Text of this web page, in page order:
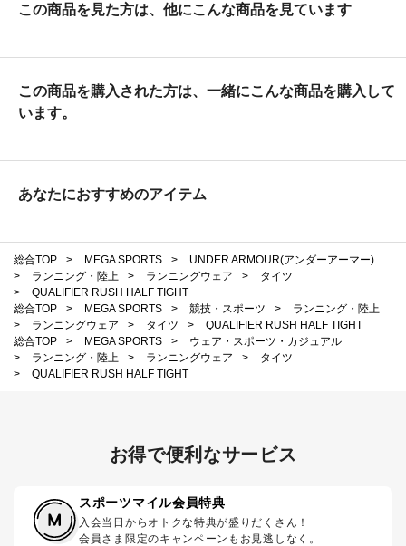
この商品を見た方は、他にこんな商品を見ています
この商品を購入された方は、一緒にこんな商品を購入して
います。
あなたにおすすめのアイテム
総合TOP > MEGA SPORTS >
UNDER ARMOUR(アンダーアーマー)
>
ランニング・陸上 > ランニングウェア >
タイツ
>
QUALIFIER RUSH HALF TIGHT
総合TOP
> MEGA SPORTS > 競技・スポーツ >
ランニング・陸上
>
ランニングウェア > タイツ >
QUALIFIER RUSH HALF TIGHT
総合TOP
> MEGA SPORTS >
ウェア・スポーツ・カジュアル
>
ランニング・陸上 > ランニングウェア >
タイツ
>
QUALIFIER RUSH HALF TIGHT
お得で便利なサービス
スポーツマイル会員特典
入会当日からオトクな特典が盛りだくさん！
会員さま限定のキャンペーンもお見逃しなく。